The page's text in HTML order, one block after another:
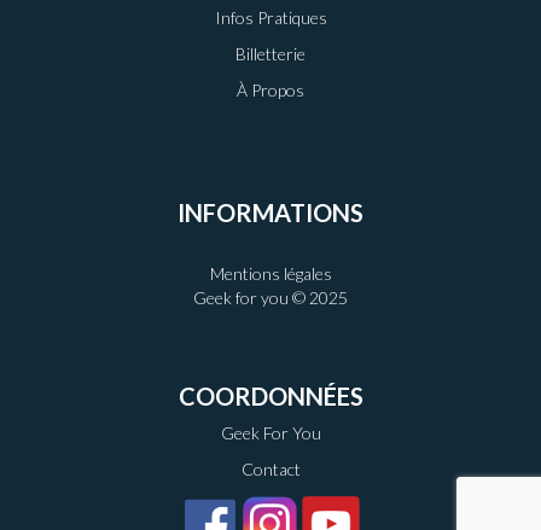
Infos Pratiques
Billetterie
À Propos
INFORMATIONS
Mentions légales
Geek for you © 2025
COORDONNÉES
Geek For You
Contact